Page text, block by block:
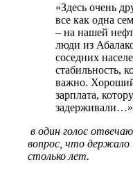
«Здесь очень
все как одна
– на нашей
люди из
соседних
стабильность,
важно. Хороший
зарплата,
задерживали…»
в один голос
вопрос, что
столько лет.